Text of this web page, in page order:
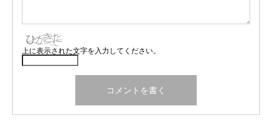
上に表示された文字を入力してください。